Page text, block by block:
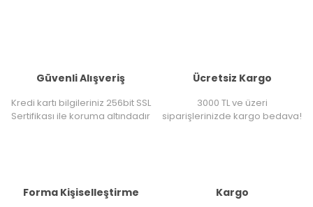
Güvenli Alışveriş
Kredi kartı bilgileriniz 256bit SSL
Sertifikası ile koruma altındadır
Ücretsiz Kargo
3000 TL ve üzeri
siparişlerinizde kargo bedava!
Forma Kişiselleştirme Kargo